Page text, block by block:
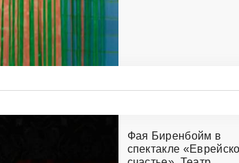
Фая Биренбойм в
спектакле